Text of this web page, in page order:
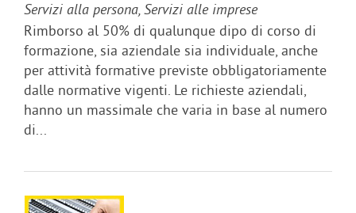
Servizi alla persona, Servizi alle imprese
Rimborso al 50% di qualunque dipo di corso di
formazione, sia aziendale sia individuale, anche
per attività formative previste obbligatoriamente
dalle normative vigenti. Le richieste aziendali,
hanno un massimale che varia in base al numero
di...